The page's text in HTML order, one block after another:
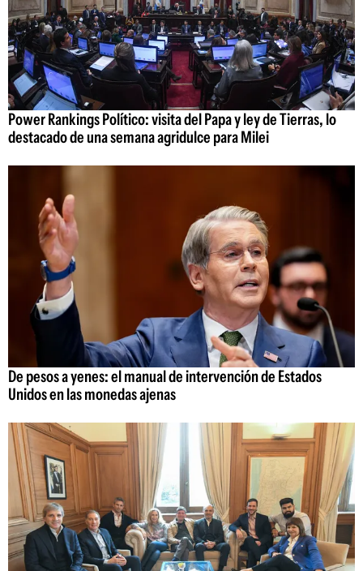
Power Rankings Político: visita del Papa y ley de Tierras, lo
destacado de una semana agridulce para Milei
De pesos a yenes: el manual de intervención de Estados
Unidos en las monedas ajenas